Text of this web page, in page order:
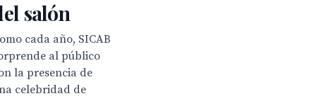
salón
cada año, SICAB
al público
la presencia de
celebridad de